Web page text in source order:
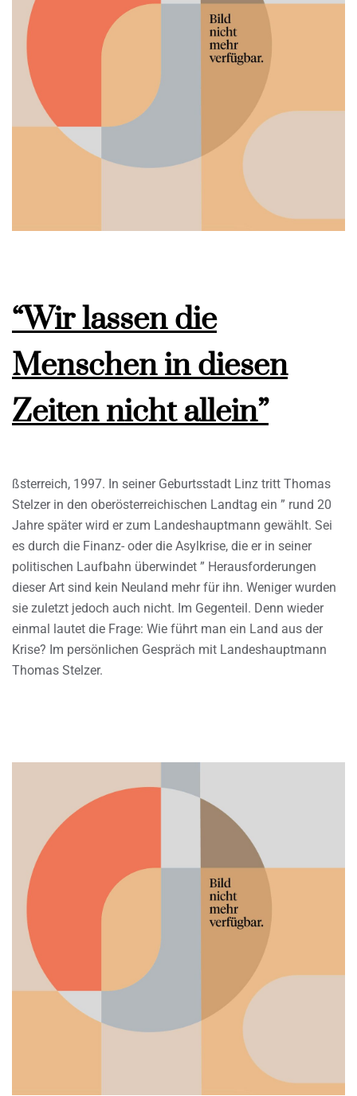
“Wir lassen die
Menschen in diesen
Zeiten nicht allein”
ßsterreich, 1997. In seiner Geburtsstadt Linz tritt Thomas
Stelzer in den oberösterreichischen Landtag ein ” rund 20
Jahre später wird er zum Landeshauptmann gewählt. Sei
es durch die Finanz- oder die Asylkrise, die er in seiner
politischen Laufbahn überwindet ” Herausforderungen
dieser Art sind kein Neuland mehr für ihn. Weniger wurden
sie zuletzt jedoch auch nicht. Im Gegenteil. Denn wieder
einmal lautet die Frage: Wie führt man ein Land aus der
Krise? Im persönlichen Gespräch mit Landeshauptmann
Thomas Stelzer.